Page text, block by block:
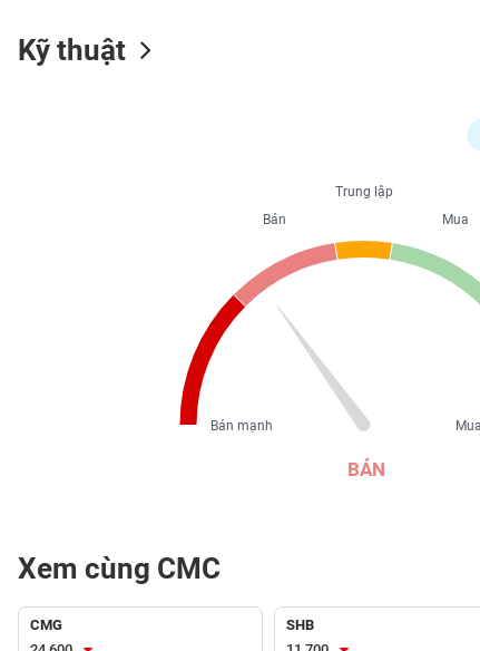
Kỹ thuật
BÁN
Trung lập
Mua
Bán
Bán mạnh
Xem cùng CMC
CMG
SHB
SINH
(-)